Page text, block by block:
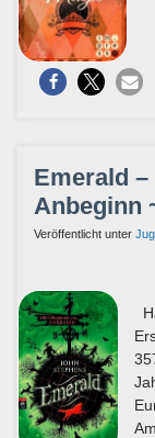
Emerald
Anbeginn
Veröffentlicht unter